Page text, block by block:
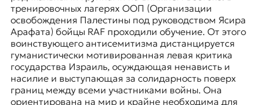
тренировочных лагерях ООП (Организации
освобождения Палестины под руководством Ясира
Арафата) бойцы RAF проходили обучение. От этого
воинствующего антисемитизма дистанцируется
гуманистически мотивированная левая критика
государства Израиль, осуждающая ненависть и
насилие и выступающая за солидарность поверх
границ между всеми участниками войны. Она
ориентирована на мир и крайне необходима для